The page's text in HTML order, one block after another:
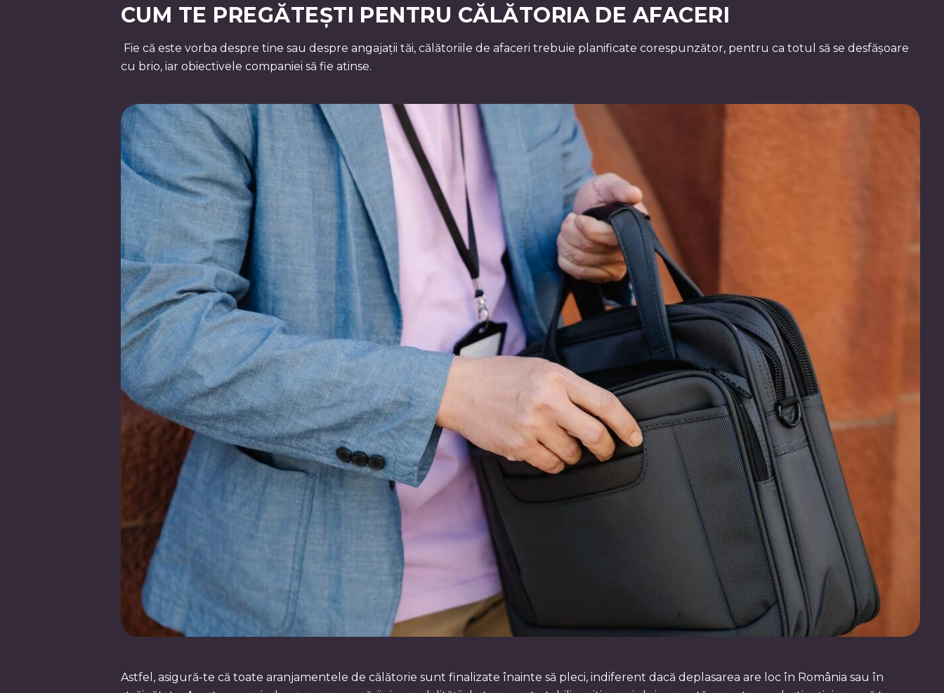
CUM TE PREGĂTEȘTI PENTRU CĂLĂTORIA DE AFACERI
Fie că este vorba despre tine sau despre angajații tăi, călătoriile de afaceri trebuie planificate corespunzător, pentru ca totul să se desfășoare
cu brio, iar obiectivele companiei să fie atinse.
Astfel, asigură-te că toate aranjamentele de călătorie sunt finalizate înainte să pleci, indiferent dacă deplasarea are loc în România sau în